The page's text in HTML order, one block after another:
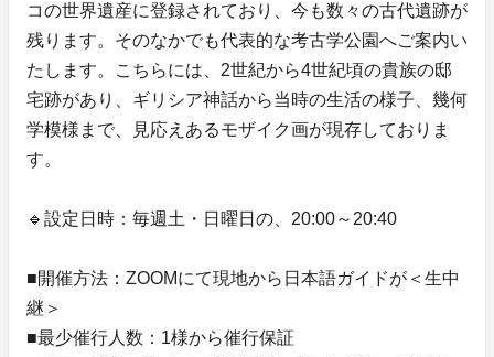
コの世界遺産に登録されており、今も数々の古代遺跡が
残ります。そのなかでも代表的な考古学公園へご案内い
たします。こちらには、2世紀から4世紀頃の貴族の邸
宅跡があり、ギリシア神話から当時の生活の様子、幾何
学模様まで、見応えあるモザイク画が現存しておりま
す。
🔹設定日時：毎週土・日曜日の、20:00～20:40
■開催方法：ZOOMにて現地から日本語ガイドが＜生中
継＞
■最少催行人数：1様から催行保証